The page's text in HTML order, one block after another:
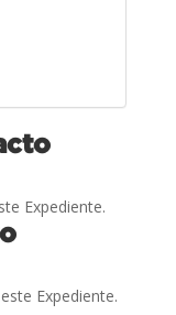
Expediente.
Expediente.